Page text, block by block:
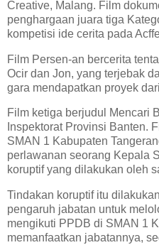
Creative, Malang. Film
penghargaan juara tiga
kompetisi ide cerita pada
Film Persen-an bercerita
Ocir dan Jon, yang terjebak
gara mendapatkan proyek
Film ketiga berjudul Mencari
Inspektorat Provinsi Banten.
SMAN 1 Kabupaten
perlawanan seorang Kepala
koruptif yang dilakukan oleh
Tindakan koruptif itu
pengaruh jabatan untuk
mengikuti PPDB di SMAN 1
memanfaatkan jabatannya,